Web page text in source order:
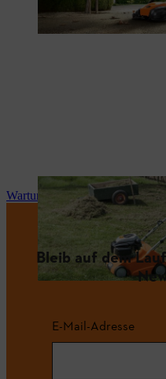
Wartung und Reparatur
Bleib auf dem
E-Mail-Adresse